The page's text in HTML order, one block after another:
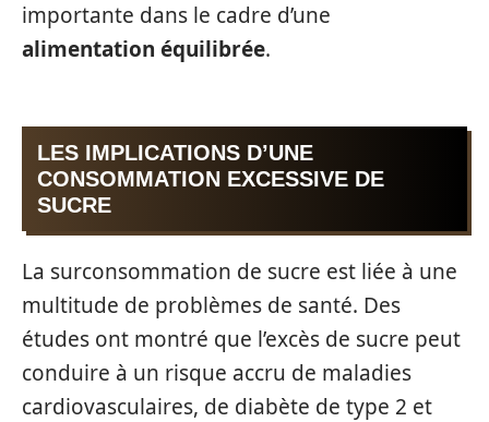
importante dans le cadre d’une
alimentation équilibrée.
LES IMPLICATIONS D’UNE
CONSOMMATION EXCESSIVE DE
SUCRE
La surconsommation de sucre est liée à une
multitude de problèmes de santé. Des
études ont montré que l’excès de sucre peut
conduire à un risque accru de maladies
cardiovasculaires, de diabète de type 2 et